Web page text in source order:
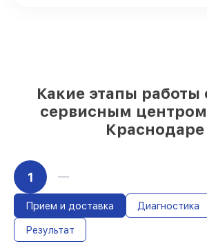
Какие этапы
сервисным
Краснодаре
1
Прием и доставка Диагностика
Результат